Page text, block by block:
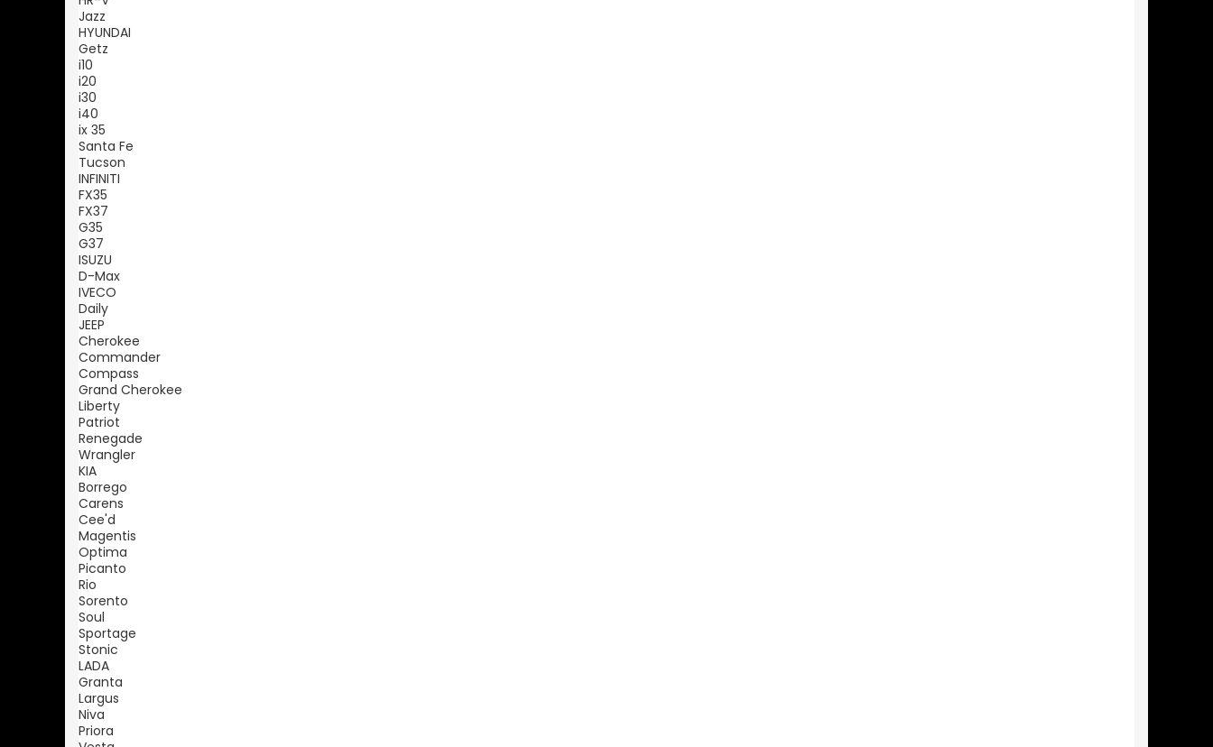
Jazz
HYUNDAI
Getz
i10
i20
i30
i40
ix 35
Santa Fe
Tucson
INFINITI
FX35
FX37
G35
G37
ISUZU
D-Max
IVECO
Daily
JEEP
Cherokee
Commander
Compass
Grand Cherokee
Liberty
Patriot
Renegade
Wrangler
KIA
Borrego
Carens
Cee'd
Magentis
Optima
Picanto
Rio
Sorento
Soul
Sportage
Stonic
LADA
Granta
Largus
Niva
Priora